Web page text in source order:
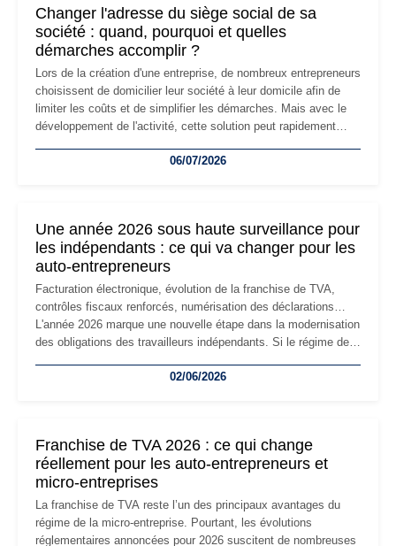
Changer l'adresse du siège social de sa
société : quand, pourquoi et quelles
démarches accomplir ?
Lors de la création d'une entreprise, de nombreux entrepreneurs
choisissent de domicilier leur société à leur domicile afin de
limiter les coûts et de simplifier les démarches. Mais avec le
développement de l'activité, cette solution peut rapidement
professionnels, recrutement, image de marque… Le
06/07/2026
Une année 2026 sous haute surveillance pour
les indépendants : ce qui va changer pour les
auto-entrepreneurs
Facturation électronique, évolution de la franchise de TVA,
contrôles fiscaux renforcés, numérisation des déclarations…
L'année 2026 marque une nouvelle étape dans la modernisation
des obligations des travailleurs indépendants. Si le régime de
les auto-entrepreneurs devront s'adapter à un environnement
02/06/2026
Franchise de TVA 2026 : ce qui change
réellement pour les auto-entrepreneurs et
micro-entreprises
La franchise de TVA reste l’un des principaux avantages du
régime de la micro-entreprise. Pourtant, les évolutions
réglementaires annoncées pour 2026 suscitent de nombreuses